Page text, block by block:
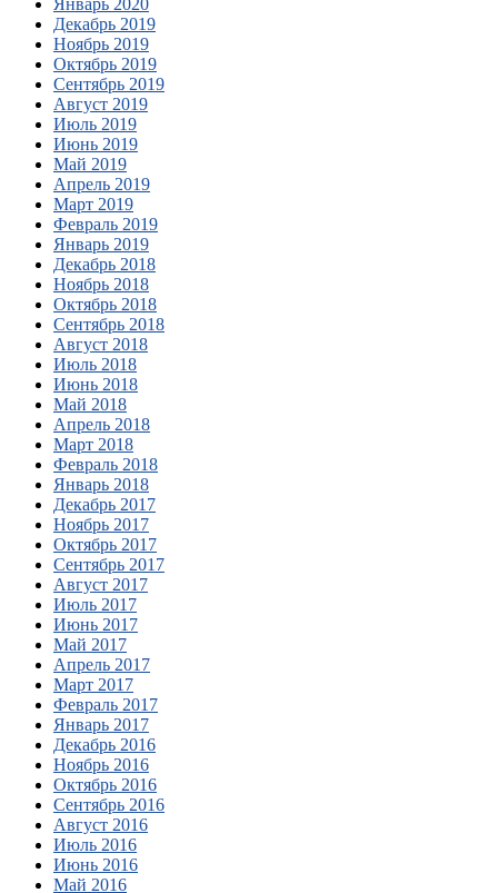
Декабрь 2019
Ноябрь 2019
Октябрь 2019
Сентябрь 2019
Август 2019
Июль 2019
Июнь 2019
Май 2019
Апрель 2019
Март 2019
Февраль 2019
Январь 2019
Декабрь 2018
Ноябрь 2018
Октябрь 2018
Сентябрь 2018
Август 2018
Июль 2018
Июнь 2018
Май 2018
Апрель 2018
Март 2018
Февраль 2018
Январь 2018
Декабрь 2017
Ноябрь 2017
Октябрь 2017
Сентябрь 2017
Август 2017
Июль 2017
Июнь 2017
Май 2017
Апрель 2017
Март 2017
Февраль 2017
Январь 2017
Декабрь 2016
Ноябрь 2016
Октябрь 2016
Сентябрь 2016
Август 2016
Июль 2016
Июнь 2016
Май 2016